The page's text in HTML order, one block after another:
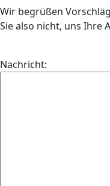
Wir begrüßen
Sie also nicht, uns Ihre
Nachricht: